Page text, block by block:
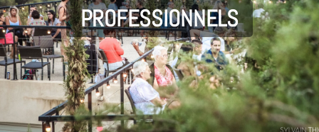
PROFESSIONNELS